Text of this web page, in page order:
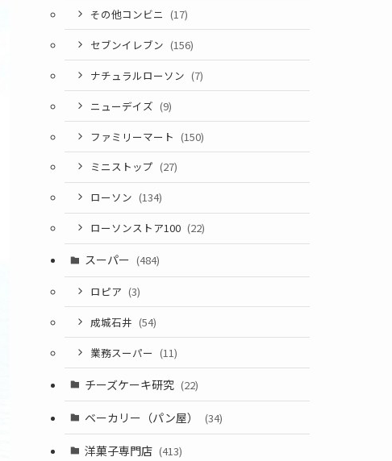
その他コンビニ (17)
セブンイレブン (156)
ナチュラルローソン (7)
ニューデイズ (9)
ファミリーマート (150)
ミニストップ (27)
ローソン (134)
ローソンストア100 (22)
スーパー (484)
ロピア (3)
成城石井 (54)
業務スーパー (11)
チーズケーキ研究 (22)
ベーカリー（パン屋） (34)
洋菓子専門店 (413)